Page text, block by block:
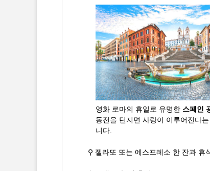
영화 로마의 휴일로 유명한 스페인
동전을 던지면 사랑이 이루어진다
니다.
⚲ 젤라또 또는 에스프레소 한 잔과 휴